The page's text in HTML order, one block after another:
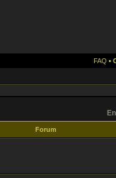
FAQ •
Forum